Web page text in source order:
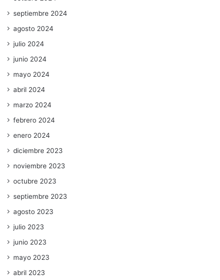
septiembre 2024
agosto 2024
julio 2024
junio 2024
mayo 2024
abril 2024
marzo 2024
febrero 2024
enero 2024
diciembre 2023
noviembre 2023
octubre 2023
septiembre 2023
agosto 2023
julio 2023
junio 2023
mayo 2023
abril 2023